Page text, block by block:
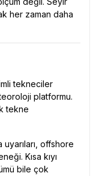
her zaman daha
tekneciler
platformu.
tekne
uyarıları, offshore
Kısa kıyı
bile çok